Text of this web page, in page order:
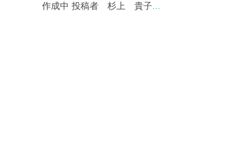
作成中 投稿者 杉上 貴子...